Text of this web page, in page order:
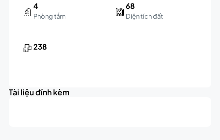
4
Phòng tắm
68
Diện tích đất
238
Tài liệu đính kèm